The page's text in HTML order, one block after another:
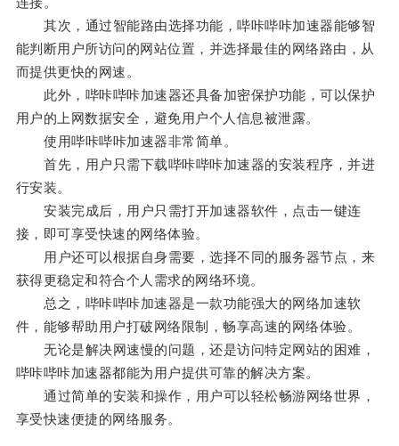
其次，通过智能路由选择功能，哔咔哔咔加速器能够智
能判断用户所访问的网站位置，并选择最佳的网络路由，从
而提供更快的网速。
此外，哔咔哔咔加速器还具备加密保护功能，可以保护
用户的上网数据安全，避免用户个人信息被泄露。
使用哔咔哔咔加速器非常简单。
首先，用户只需下载哔咔哔咔加速器的安装程序，并进
行安装。
安装完成后，用户只需打开加速器软件，点击一键连
接，即可享受快速的网络体验。
用户还可以根据自身需要，选择不同的服务器节点，来
获得更稳定和符合个人需求的网络环境。
总之，哔咔哔咔加速器是一款功能强大的网络加速软
件，能够帮助用户打破网络限制，畅享高速的网络体验。
无论是解决网速慢的问题，还是访问特定网站的困难，
哔咔哔咔加速器都能为用户提供可靠的解决方案。
通过简单的安装和操作，用户可以轻松畅游网络世界，
享受快速便捷的网络服务。